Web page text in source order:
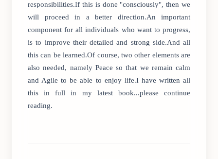
responsibilities.If this is done "consciously", then we
will proceed in a better direction.An important
component for all individuals who want to progress,
is to improve their detailed and strong side.And all
this can be learned.Of course, two other elements are
also needed, namely Peace so that we remain calm
and Agile to be able to enjoy life.I have written all
this in full in my latest book...please continue
reading.